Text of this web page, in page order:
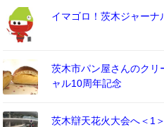
イマゴロ！茨木ジャー
茨木市パン屋さんのクリ
ャル10周年記念
茨木辯天花火大会へ＜1